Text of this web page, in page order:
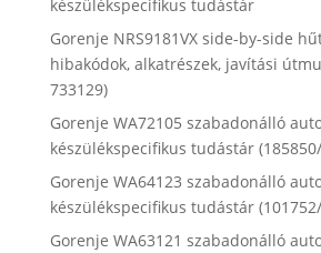
készülékspecifikus tudástár
Gorenje NRS9181VX side-by-side
hibakódok, alkatrészek, javítási
733129)
Gorenje WA72105 szabadonálló
készülékspecifikus tudástár
Gorenje WA64123 szabadonálló
készülékspecifikus tudástár
Gorenje WA63121 szabadonálló